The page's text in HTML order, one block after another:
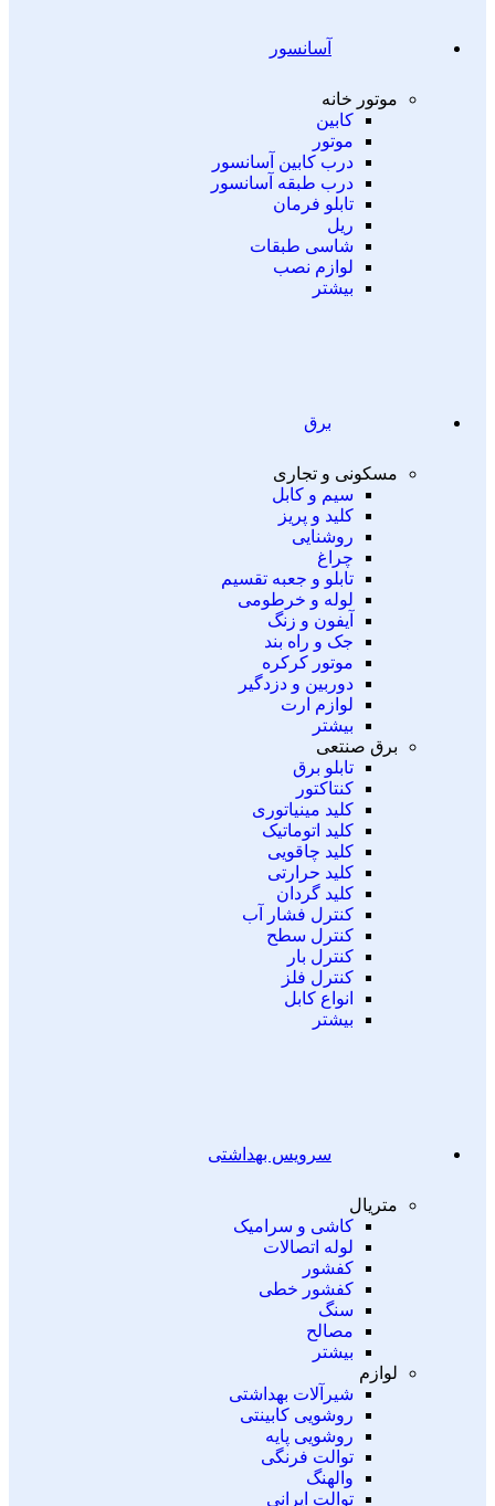
آسانسور
موتور خانه
کابین
موتور
درب کابین آسانسور
درب طبقه آسانسور
تابلو فرمان
ریل
شاسی طبقات
لوازم نصب
بیشتر
برق
مسکونی و تجاری
سیم و کابل
کلید و پریز
روشنایی
چراغ
تابلو و جعبه تقسیم
لوله و خرطومی
آیفون و زنگ
جک و راه بند
موتور کرکره
دوربین و دزدگیر
لوازم ارت
بیشتر
برق صنتعی
تابلو برق
کنتاکتور
کلید مینیاتوری
کلید اتوماتیک
کلید چاقویی
کلید حرارتی
کلید گردان
کنترل فشار آب
کنترل سطح
کنترل بار
کنترل فلز
انواع کابل
بیشتر
سرویس بهداشتی
متریال
کاشی و سرامیک
لوله اتصالات
کفشور
کفشور خطی
سنگ
مصالح
بیشتر
لوازم
شیرآلات بهداشتی
روشویی کابینتی
روشویی پایه
توالت فرنگی
والهنگ
توالت ایرانی